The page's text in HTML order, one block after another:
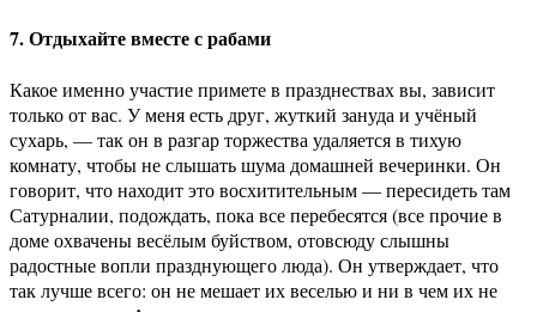
7. Отдыхайте вместе с рабами
Какое именно участие примете в празднествах вы, зависит
только от вас. У меня есть друг, жуткий зануда и учёный
сухарь, — так он в разгар торжества удаляется в тихую
комнату, чтобы не слышать шума домашней вечеринки. Он
говорит, что находит это восхитительным — пересидеть там
Сатурналии, подождать, пока все перебесятся (все прочие в
доме охвачены весёлым буйством, отовсюду слышны
радостные вопли празднующего люда). Он утверждает, что
так лучше всего: он не мешает их веселью и ни в чем их не